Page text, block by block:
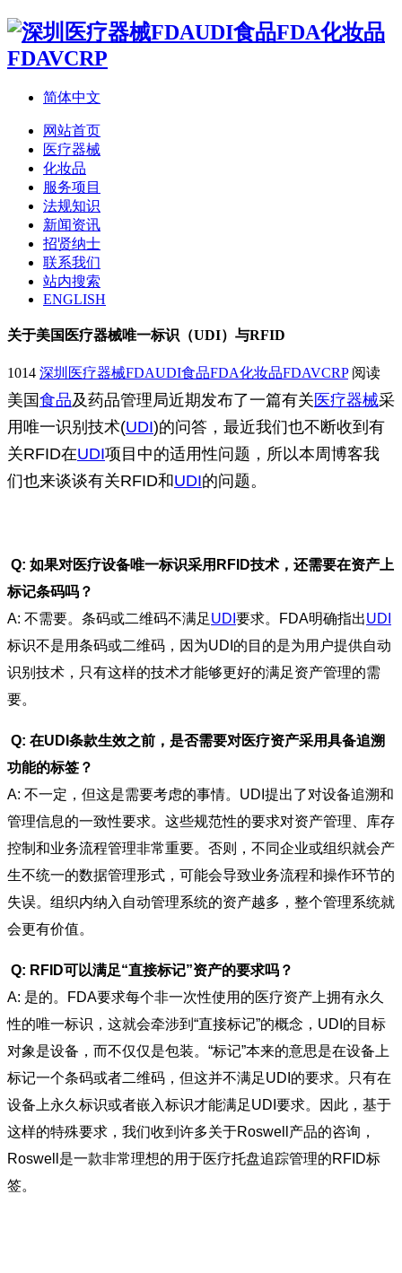
简体中文
网站首页
医疗器械
化妆品
服务项目
法规知识
新闻资讯
招贤纳士
联系我们
站内搜索
ENGLISH
关于美国医疗器械唯一标识（UDI）与RFID
1014 深圳医疗器械FDAUDI食品FDA化妆品FDAVCRP 阅读
美国食品及药品管理局近期发布了一篇有关医疗器械采
用唯一识别技术(UDI)的问答，最近我们也不断收到有
关RFID在UDI项目中的适用性问题，所以本周博客我
们也来谈谈有关RFID和UDI的问题。
Q: 如果对医疗设备唯一标识采用RFID技术，还需要在资产上
标记条码吗？
A: 不需要。条码或二维码不满足UDI 要求。FDA明确指出UDI
标识不是用条码或二维码，因为UDI的目的是为用户提供自动
识别技术，只有这样的技术才能够更好的满足资产管理的需
要。
Q: 在UDI条款生效之前，是否需要对医疗资产采用具备追溯
功能的标签？
A: 不一定，但这是需要考虑的事情。UDI提出了对设备追溯和
管理信息的一致性要求。这些规范性的要求对资产管理、库存
控制和业务流程管理非常重要。否则，不同企业或组织就会产
生不统一的数据管理形式，可能会导致业务流程和操作环节的
失误。组织内纳入自动管理系统的资产越多，整个管理系统就
会更有价值。
Q: RFID可以满足“直接标记”资产的要求吗？
A: 是的。FDA要求每个非一次性使用的医疗资产上拥有永久
性的唯一标识，这就会牵涉到“直接标记”的概念，UDI的目标
对象是设备，而不仅仅是包装。“标记”本来的意思是在设备上
标记一个条码或者二维码，但这并不满足UDI的要求。只有在
设备上永久标识或者嵌入标识才能满足UDI要求。因此，基于
这样的特殊要求，我们收到许多关于Roswell产品的咨询，
Roswell是一款非常理想的用于医疗托盘追踪管理的RFID标
签。